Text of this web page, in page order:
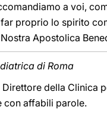
a voi,
proprio lo spirito
Apostolica
di Roma
della Clinica
con affabili parole.